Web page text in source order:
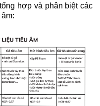
hợp và phân biệt các